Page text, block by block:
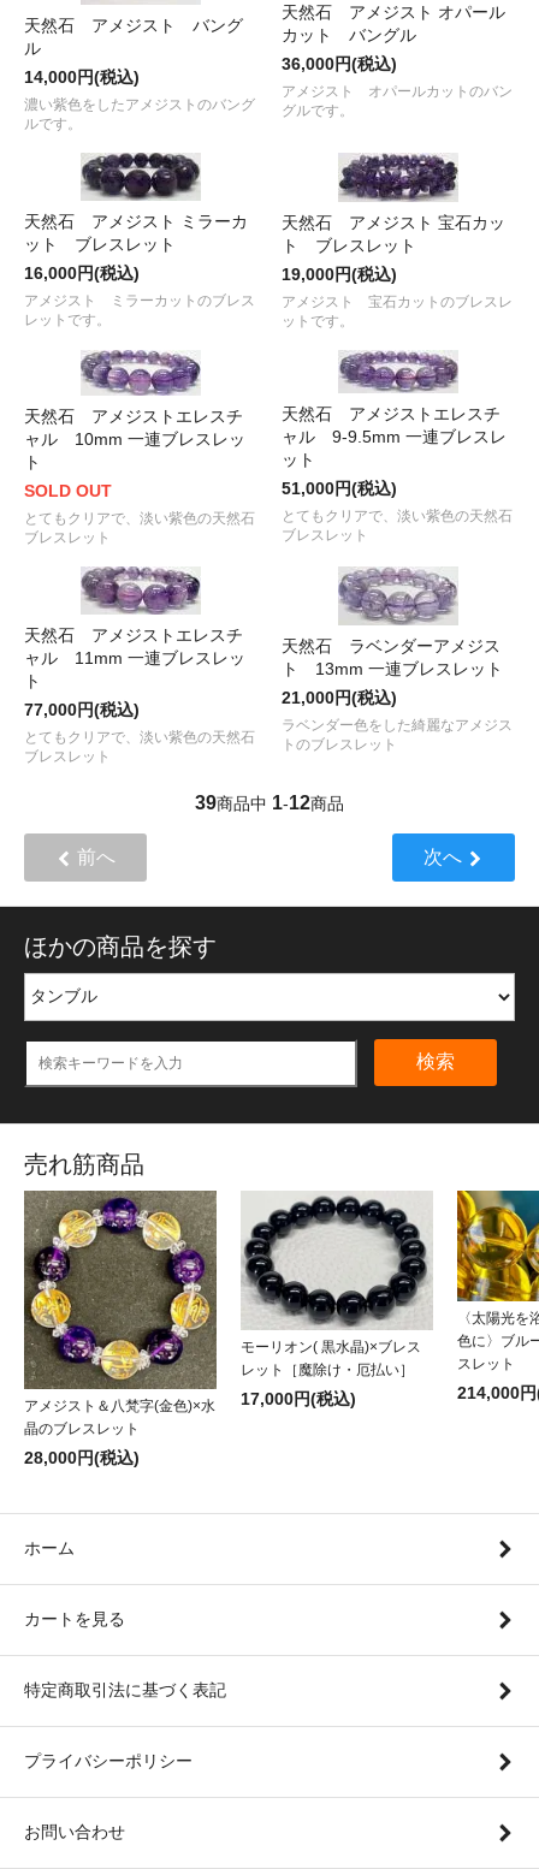
天然石 アメジスト バング
ル
14,000円(税込)
濃い紫色をしたアメジストのバング
ルです。
天然石 アメジスト オパール
カット バングル
36,000円(税込)
アメジスト オパールカットのバン
グルです。
天然石 アメジスト ミラーカ
ット ブレスレット
16,000円(税込)
アメジスト ミラーカットのブレス
レットです。
天然石 アメジスト 宝石カッ
ト ブレスレット
19,000円(税込)
アメジスト 宝石カットのブレスレ
ットです。
天然石 アメジストエレスチ
ャル 10mm 一連ブレスレッ
ト
SOLD OUT
とてもクリアで、淡い紫色の天然石
ブレスレット
天然石 アメジストエレスチ
ャル 9-9.5mm 一連ブレスレ
ット
51,000円(税込)
とてもクリアで、淡い紫色の天然石
ブレスレット
天然石 アメジストエレスチ
ャル 11mm 一連ブレスレッ
ト
77,000円(税込)
とてもクリアで、淡い紫色の天然石
ブレスレット
天然石 ラベンダーアメジス
ト 13mm 一連ブレスレット
21,000円(税込)
ラベンダー色をした綺麗なアメジス
トのブレスレット
39商品中 1-12商品
前へ 次へ
ほかの商品を探す
検索
売れ筋商品
アメジスト＆八梵字(金色)×水
晶のブレスレット
28,000円(税込)
モーリオン( 黒水晶)×ブレス
レット［魔除け・厄払い］
17,000円(税込)
〈太陽光を
色に〉ブル
スレット
214,000
ホーム
カートを見る
特定商取引法に基づく表記
プライバシーポリシー
お問い合わせ